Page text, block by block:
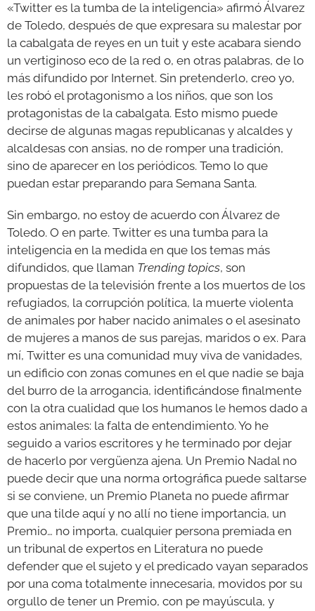
SALUD
OBRAS
NECROLÓGICAS
GALERÍAS
«Twitter es la tumba de la inteligencia» afirmó Álvarez
de Toledo, después de que expresara su malestar por
la cabalgata de reyes en un tuit y este acabara siendo
un vertiginoso eco de la red o, en otras palabras, de lo
más difundido por Internet. Sin pretenderlo, creo yo,
les robó el protagonismo a los niños, que son los
protagonistas de la cabalgata. Esto mismo puede
decirse de algunas magas republicanas y alcaldes y
alcaldesas con ansias, no de romper una tradición,
sino de aparecer en los periódicos. Temo lo que
puedan estar preparando para Semana Santa.
Sin embargo, no estoy de acuerdo con Álvarez de
Toledo. O en parte. Twitter es una tumba para la
inteligencia en la medida en que los temas más
difundidos, que llaman Trending topics, son
propuestas de la televisión frente a los muertos de los
refugiados, la corrupción política, la muerte violenta
de animales por haber nacido animales o el asesinato
de mujeres a manos de sus parejas, maridos o ex. Para
mí, Twitter es una comunidad muy viva de vanidades,
un edificio con zonas comunes en el que nadie se baja
del burro de la arrogancia, identificándose finalmente
con la otra cualidad que los humanos le hemos dado a
estos animales: la falta de entendimiento. Yo he
seguido a varios escritores y he terminado por dejar
de hacerlo por vergüenza ajena. Un Premio Nadal no
puede decir que una norma ortográfica puede saltarse
si se conviene, un Premio Planeta no puede afirmar
que una tilde aquí y no allí no tiene importancia, un
Premio… no importa, cualquier persona premiada en
un tribunal de expertos en Literatura no puede
defender que el sujeto y el predicado vayan separados
por una coma totalmente innecesaria, movidos por su
orgullo de tener un Premio, con pe mayúscula, y